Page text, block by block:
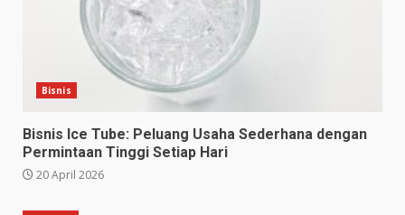
Bisnis
Bisnis Ice Tube: Peluang Usaha Sederhana dengan
Permintaan Tinggi Setiap Hari
20 April 2026